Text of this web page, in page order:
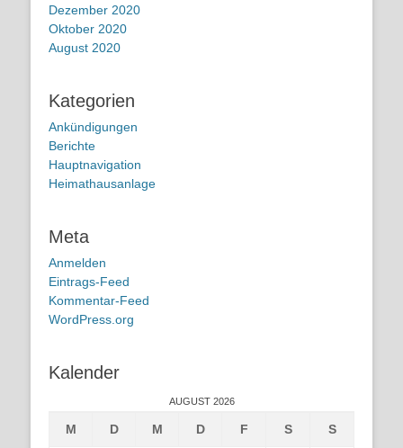
Dezember 2020
Oktober 2020
August 2020
Kategorien
Ankündigungen
Berichte
Hauptnavigation
Heimathausanlage
Meta
Anmelden
Eintrags-Feed
Kommentar-Feed
WordPress.org
Kalender
AUGUST 2026
M D M D F S S